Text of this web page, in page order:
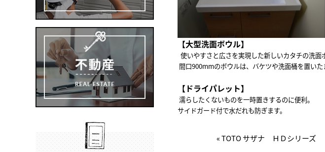
【大型洗面ボウル】
使いやすさと広さを実現した新しいカタチの洗面
間口900mmのボウルは、バケツや洗面桶を置い
【ドライパレット】
濡らしたくないものを一時置きするのに便利。
サイドガード付で水だれも防ぎます。
« TOTO サザナ ＨＤシリーズ